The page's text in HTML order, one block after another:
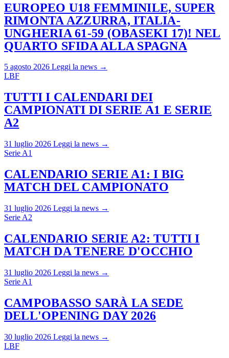
EUROPEO U18 FEMMINILE, SUPER
RIMONTA AZZURRA, ITALIA-
UNGHERIA 61-59 (OBASEKI 17)! NEL
QUARTO SFIDA ALLA SPAGNA
5 agosto 2026 Leggi la news →
LBF
TUTTI I CALENDARI DEI
CAMPIONATI DI SERIE A1 E SERIE
A2
31 luglio 2026 Leggi la news →
Serie A1
CALENDARIO SERIE A1: I BIG
MATCH DEL CAMPIONATO
31 luglio 2026 Leggi la news →
Serie A2
CALENDARIO SERIE A2: TUTTI I
MATCH DA TENERE D'OCCHIO
31 luglio 2026 Leggi la news →
Serie A1
CAMPOBASSO SARÀ LA SEDE
DELL'OPENING DAY 2026
30 luglio 2026 Leggi la news →
LBF